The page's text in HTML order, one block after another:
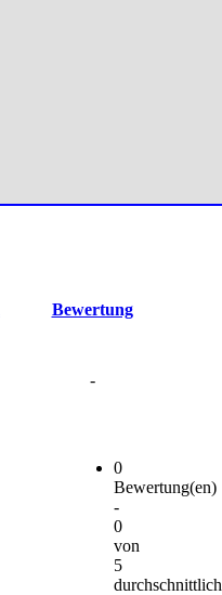
Bewertung
-
0
Bewertung(en)
-
0
von
5
durchschnittlich